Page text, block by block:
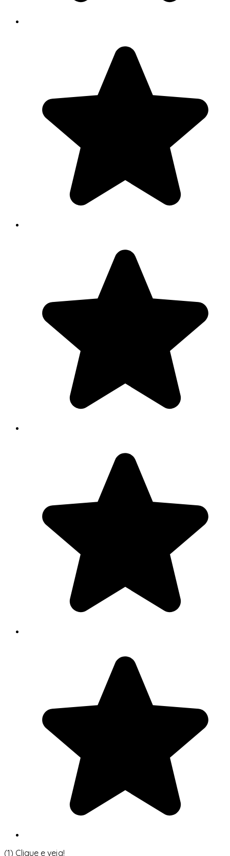
(1) Clique e veja!